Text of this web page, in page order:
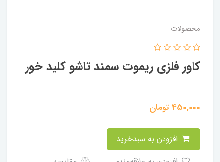
محصولات
کاور فلزی ریموت سمند تاشو کلید خور
450,000تومان